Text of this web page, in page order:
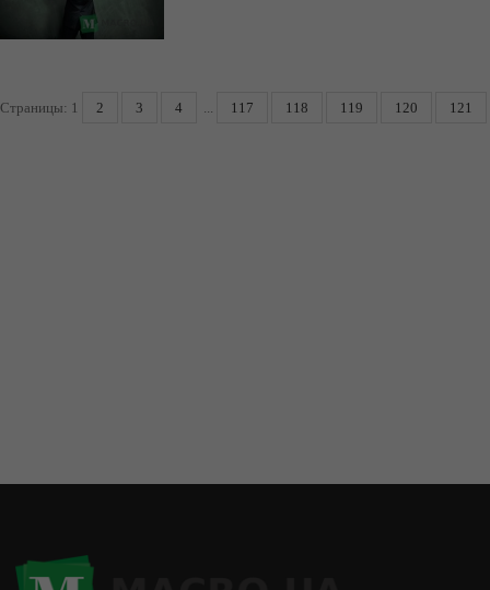
Страницы: 1 2 3 4 ... 117 118 119 120 121